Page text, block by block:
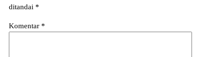
ditandai *
Komentar *